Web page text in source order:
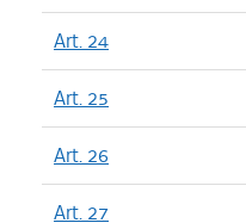
Art. 24
Art. 25
Art. 26
Art. 27